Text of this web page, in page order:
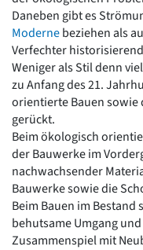
Freunde & Förderer
Kontakt
Impressum
Datenschutz
Suchbegriff eingeben
Daneben gibt es
Modernebeziehen als
Verfechter
Weniger als Stil denn
zu Anfang des 21.
orientierte Bauen sowie
gerückt.
Beim ökologisch
der Bauwerke im
nachwachsender
Bauwerke sowie die
Beim Bauen im
behutsame Umgang
Zusammenspiel mit